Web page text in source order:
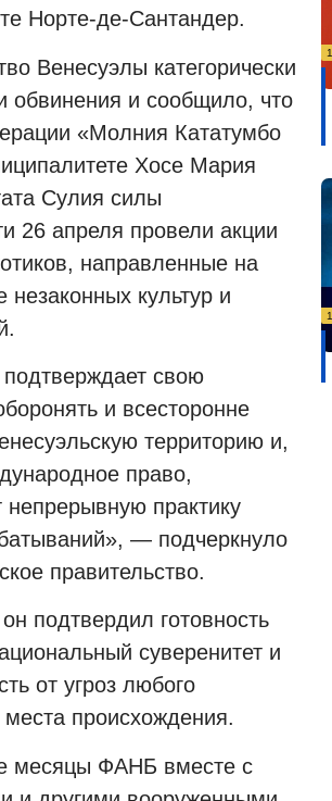
Норте-де-Сантандер.
Венесуэлы категорически
обвинения и сообщило, что
«Молния Кататумбо
Хосе Мария
Сулия силы
26 апреля провели акции
направленные на
незаконных культур и
свою
и всесторонне
территорию и,
право,
непрерывную практику
— подчеркнуло
правительство.
подтвердил готовность
суверенитет и
от угроз любого
места происхождения.
месяцы ФАНБ вместе с